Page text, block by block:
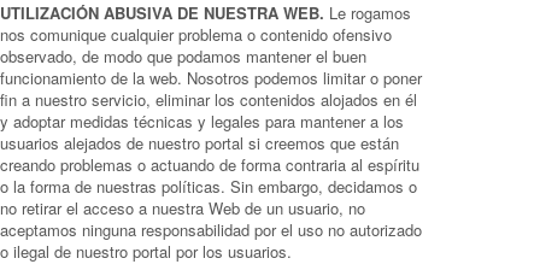
UTILIZACIÓN ABUSIVA DE NUESTRA WEB. Le rogamos
nos comunique cualquier problema o contenido ofensivo
observado, de modo que podamos mantener el buen
funcionamiento de la web. Nosotros podemos limitar o poner
fin a nuestro servicio, eliminar los contenidos alojados en él
y adoptar medidas técnicas y legales para mantener a los
usuarios alejados de nuestro portal si creemos que están
creando problemas o actuando de forma contraria al espíritu
o la forma de nuestras políticas. Sin embargo, decidamos o
no retirar el acceso a nuestra Web de un usuario, no
aceptamos ninguna responsabilidad por el uso no autorizado
o ilegal de nuestro portal por los usuarios.